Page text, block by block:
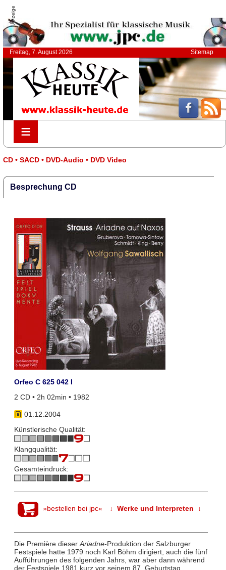
Anzeige
Freitag, 7. August 2026 Sitemap
≡
≡
CD • SACD • DVD-Audio • DVD Video
Besprechung CD
Orfeo C 625 042 I
2 CD • 2h 02min • 1982
01.12.2004
Künstlerische Qualität:
Klangqualität:
Gesamteindruck:
»bestellen bei jpc« ↓ Werke und Interpreten ↓
Die Première dieserAriadne-Produktion der Salzburger
Festspiele hatte 1979 noch Karl Böhm dirigiert, auch die fünf
Aufführungen des folgenden Jahrs, war aber dann während
der Festspiele 1981 kurz vor seinem 87. Geburtstag